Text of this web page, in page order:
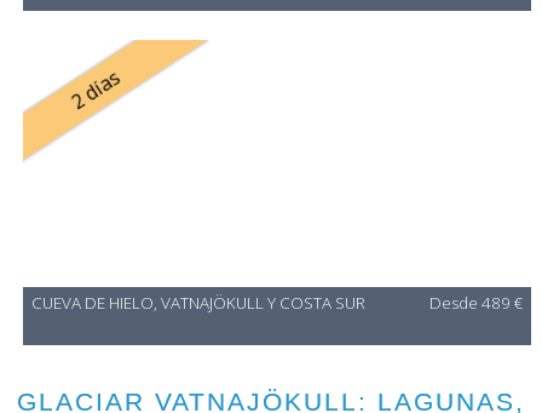
2 días
CUEVA DE HIELO, VATNAJÖKULL Y COSTA SUR Desde 489 €
GLACIAR VATNAJÖKULL: LAGUNAS,